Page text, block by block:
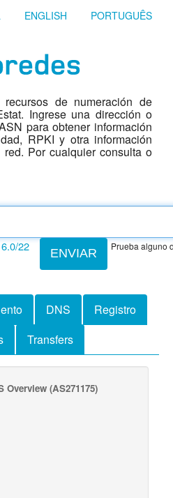
ENGLISH PORTUGUÊS
de numeración de
Ingrese una dirección o
para obtener información
RPKI y otra información
Por cualquier consulta o
ENVIAR
22 Prueba alguno
DNS
Registro
Transfers
Overview (AS271175)